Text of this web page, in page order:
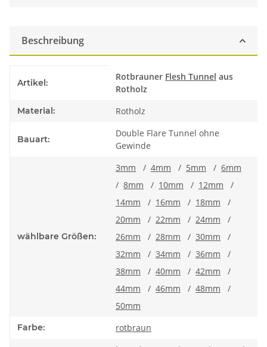
Beschreibung
Artikel:
Rotbrauner Flesh Tunnel aus
Rotholz
Material: Rotholz
Bauart:
Double Flare Tunnel ohne
Gewinde
wählbare Größen:
3mm / 4mm / 5mm / 6mm
/ 8mm / 10mm / 12mm
/
14mm
/ 16mm / 18mm
/
20mm
/ 22mm / 24mm
/
26mm
/ 28mm / 30mm
/
32mm
/ 34mm / 36mm
/
38mm
/ 40mm / 42mm
/
44mm
/ 46mm / 48mm
/
50mm
Farbe: rotbraun